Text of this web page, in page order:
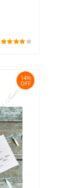
14%
OFF